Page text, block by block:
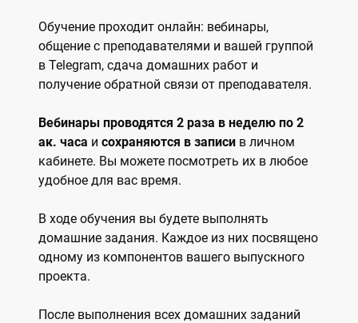
Обучение проходит онлайн: вебинары,
общение с преподавателями и вашей группой
в Telegram, сдача домашних работ и
получение обратной связи от преподавателя.
Вебинары проводятся 2 раза в неделю по 2
ак. часа и сохраняются в записи в личном
кабинете. Вы можете посмотреть их в любое
удобное для вас время.
В ходе обучения вы будете выполнять
домашние задания. Каждое из них посвящено
одному из компонентов вашего выпускного
проекта.
После выполнения всех домашних заданий